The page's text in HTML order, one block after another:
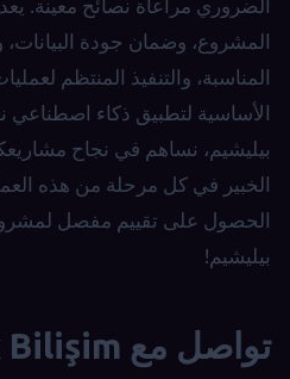
الضروري مراعاة نصائح معينة.
المشروع، وضمان جودة البيانات،
المناسبة، والتنفيذ المنتظم
الأساسية لتطبيق ذكاء
بيليشيم، نساهم في نجاح
الخبير في كل مرحلة من هذه
الحصول على تقييم مفصل
بيليشيم!
تواصل مع Türk Bilişim